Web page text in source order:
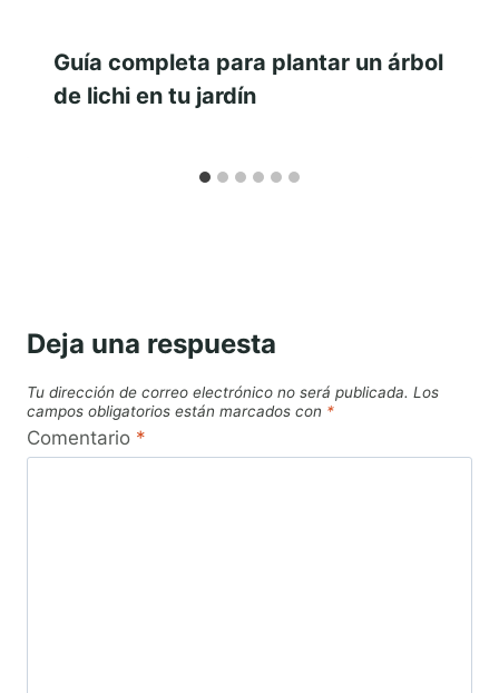
Guía completa para plantar un árbol
de lichi en tu jardín
Deja una respuesta
Tu dirección de correo electrónico no será publicada. Los
campos obligatorios están marcados con *
Comentario *